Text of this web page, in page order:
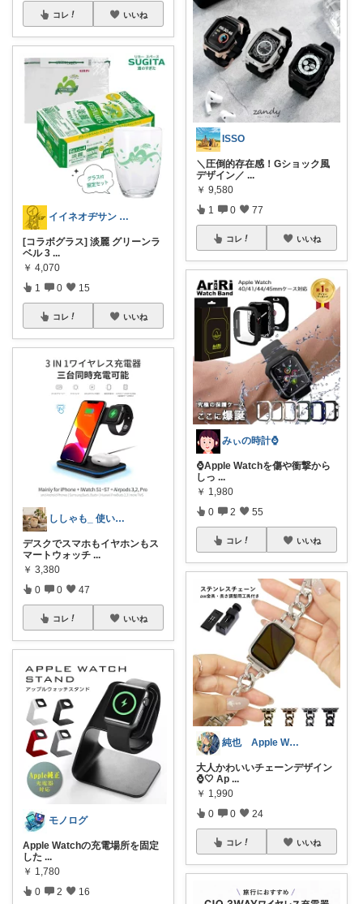
コレ いいね
イイネオヂサン 1/4/5 感謝
[コラボグラス] 淡麗 グリーンラ
ベル 3 ...
￥ 4,070
1 0 15
コレ いいね
ししゃも_ 使いたくなるインテリア
デスクでスマホもイヤホンもス
マートウォッチ ...
￥ 3,380
0 0 47
コレ いいね
モノログ
Apple Watchの充電場所を固定
した ...
￥ 1,780
0 2 16
ISSO
＼圧倒的存在感！Gショック風
デザイン／ ...
￥ 9,580
1 0 77
コレ いいね
みぃの時計⌚
⌚Apple Watchを傷や衝撃から
しっ ...
￥ 1,980
0 2 55
コレ いいね
純也 Apple Watch関連紹介
大人かわいいチェーンデザイン
⌚️🤍 Ap ...
￥ 1,990
0 0 24
コレ いいね